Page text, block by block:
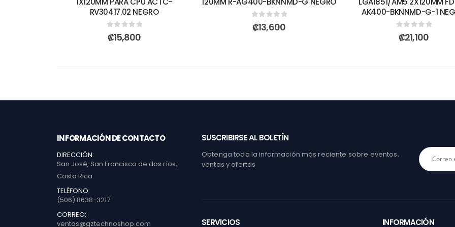
RV30417.02 NEGRO
0out of 5
₡15,800
0out of 5
₡13,600
AK400-BKNNMD-G-1
0out of 5
₡21,100
INFORMACIÓN DE CONTACTO
DIRECCIÓN:
San José, San Francisco de dos ríos,
Costa Rica.
TELÉFONO:
(506) 8638-3217
CORREO:
ventas@gztechnoshop.com
SUSCRIBIRSE AL BOLETÍN
Obtenga toda la información más reciente sobre eventos,
ventas y ofertas
SERVICIOS INFORMACIÓN